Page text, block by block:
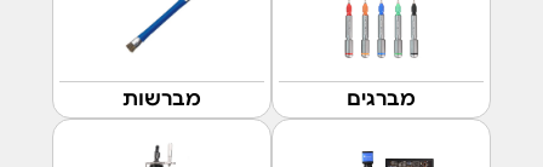
מברגים מברשות